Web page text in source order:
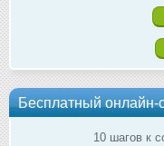
Бесплатный онлайн-
10 шагов к